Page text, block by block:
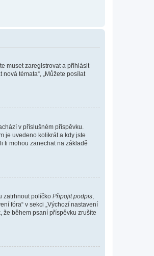
muset zaregistrovat a přihlásit
témata“, „Můžete posílat
v příslušném příspěvku.
je uvedeno kolikrát a kdy jste
ti mohou zanechat na základě
zatrhnout políčko Připojit podpis
fóra“ v sekci „Výchozí nastavení
že během psaní příspěvku zrušíte